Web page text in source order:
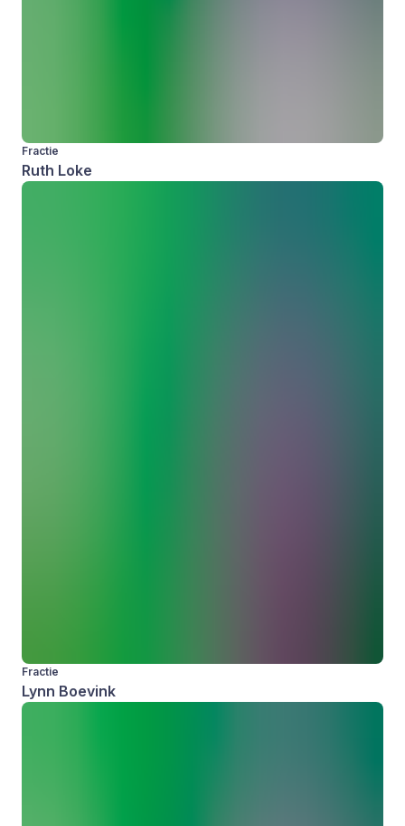
Fractie
Ruth Loke
Fractie
Lynn Boevink